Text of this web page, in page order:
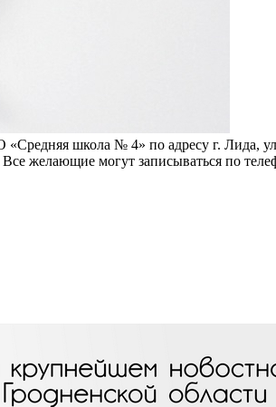
школа № 4» по адресу г. Лида,
желающие могут записываться по